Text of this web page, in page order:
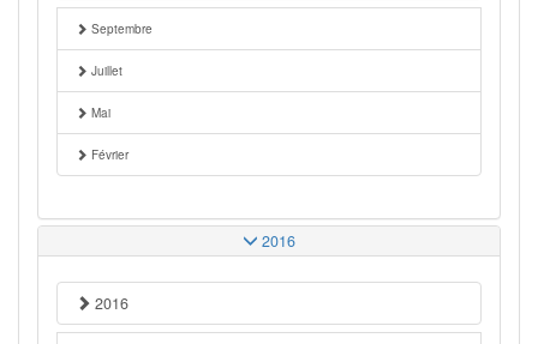
Septembre
Juillet
Mai
Février
2016
2016